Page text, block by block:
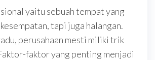
yaitu sebuah tempat yang
tapi juga halangan.
perusahaan mesti miliki trik
faktor yang penting menjadi